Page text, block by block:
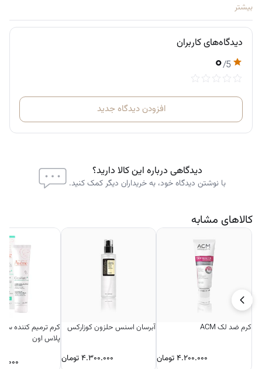
حاوی ۵ ویتامین ضروری:
ویتامین‌های B3، B5، B6، B12 و ویتامین C
نخوه مصرف:
فقط کافی است
یک ساشه را در ۵۰۰ میلی‌لیتر (۱۶ اونس) آب حل کرده، هم
بزنید یا تکان دهید و میل کنید.
موارد مصرف پیشنهادی
✈️ هنگام سفرهای هوایی برای جلوگیری از کم‌آبی
🏖️ در روزهای گرم تابستان
🤒 هنگام بیماری یا اسهال/تهوع (برای جایگزینی الکترولیت‌ها)
بیشتر
دیدگاه‌های کاربران
۰/5
افزودن دیدگاه جدید
دیدگاهی درباره این کالا دارید؟
با نوشتن دیدگاه خود، به خریداران دیگر کمک کنید.
کالاهای مشابه
کرم ضد لک ACM
۴.۲۰۰.۰۰۰ تومان
آبرسان اسنس حلزون کوزارکس
۴.۳۰۰.۰۰۰تومان
کرم ترمیم کننده
پلاس اون